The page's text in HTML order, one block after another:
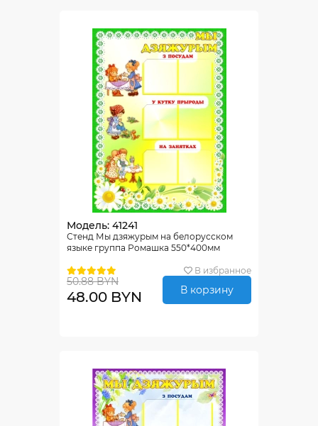
Модель: 41241
Стенд Мы дзяжурым на белорусском
языке группа Ромашка 550*400мм
В избранное
50.88 BYN
48.00 BYN В корзину